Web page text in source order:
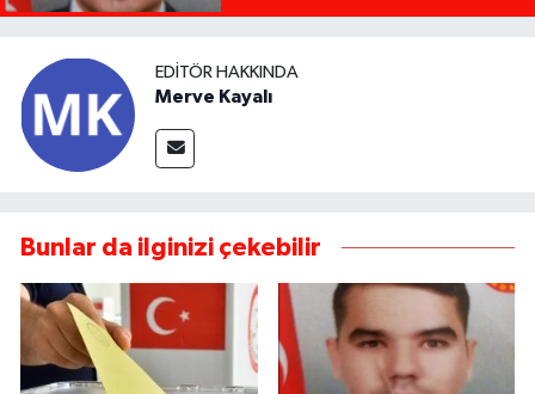
EDITÖR HAKKINDA
Merve Kayalı
Bunlar da ilginizi çekebilir